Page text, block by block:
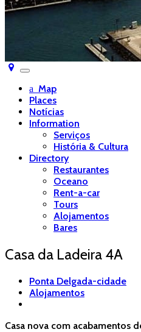
Toggle
navigation
Map
Places
Notícias
Information
Serviços
História & Cultura
Directory
Restaurantes
Oceano
Rent-a-car
Tours
Alojamentos
Bares
Casa da Ladeira 4A
Ponta Delgada-cidade
Alojamentos
Casa nova com acabamentos